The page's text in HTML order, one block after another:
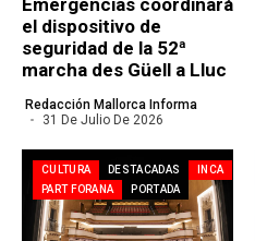
el dispositivo de
seguridad de la 52ª
marcha des Güell a Lluc
Redacción Mallorca Informa
31 De Julio De 2026
CULTURA DESTACADAS
INCA
PART FORANA
PORTADA